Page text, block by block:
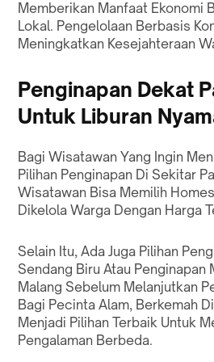
Memberikan Manfaat Ekonomi
Lokal. Pengelolaan Berbasis
Meningkatkan Kesejahteraan
Penginapan Dekat
Untuk Liburan
Bagi Wisatawan Yang Ingin
Pilihan Penginapan Di Sekitar
Wisatawan Bisa Memilih
Dikelola Warga Dengan Harga
Selain Itu, Ada Juga Pilihan
Sendang Biru Atau Penginapan
Malang Sebelum Melanjutkan
Bagi Pecinta Alam, Berkemah
Menjadi Pilihan Terbaik Untuk
Pengalaman Berbeda.